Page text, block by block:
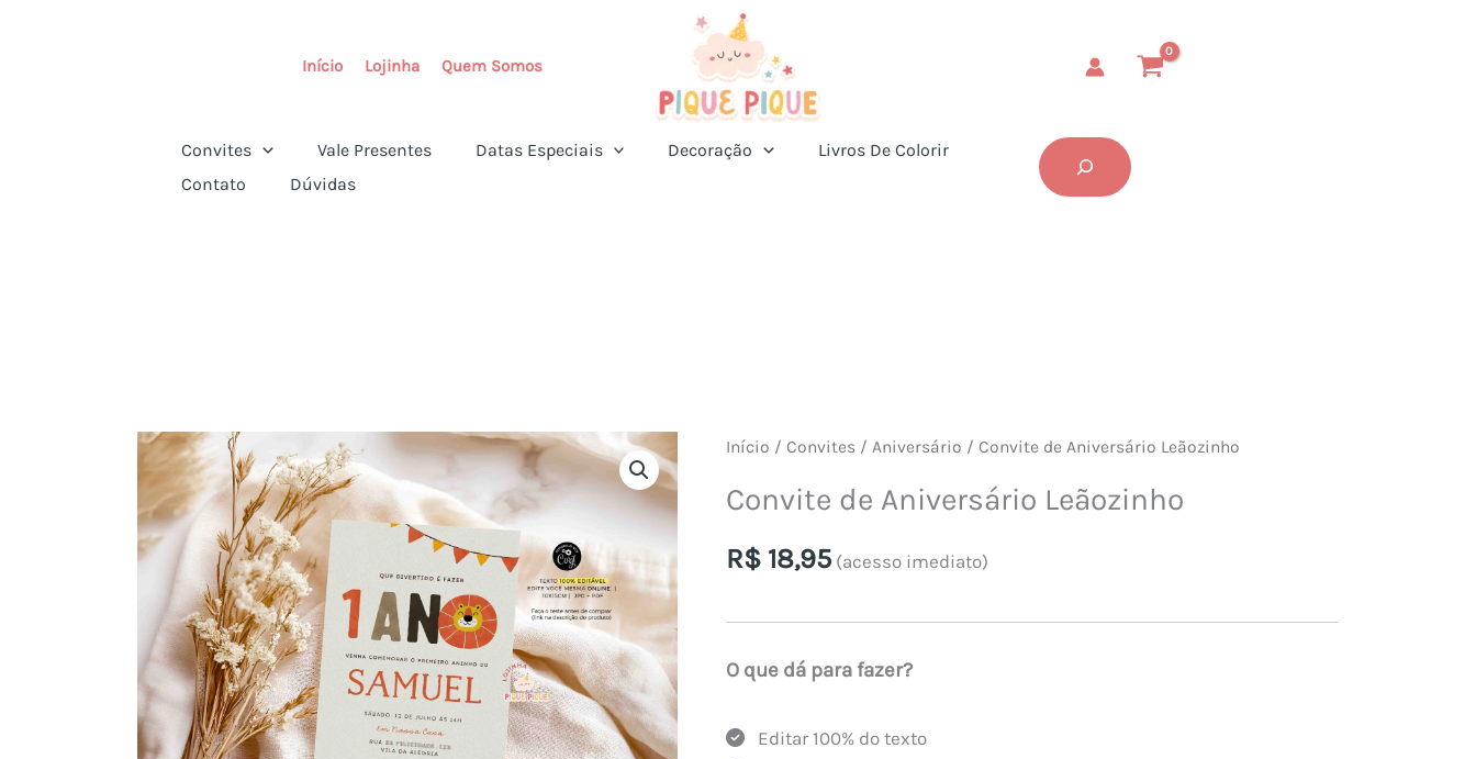
Início Lojinha Quem Somos
Convites Vale Presentes Datas Especiais Decoração
Livros De Colorir
Contato
Dúvidas
Buscar...
Início / Convites /Aniversário / Convite de Aniversário Leãozinho
Convite de Aniversário Leãozinho
R$ 18,95 (acesso imediato)
O que dá para fazer?
Editar 100% do texto